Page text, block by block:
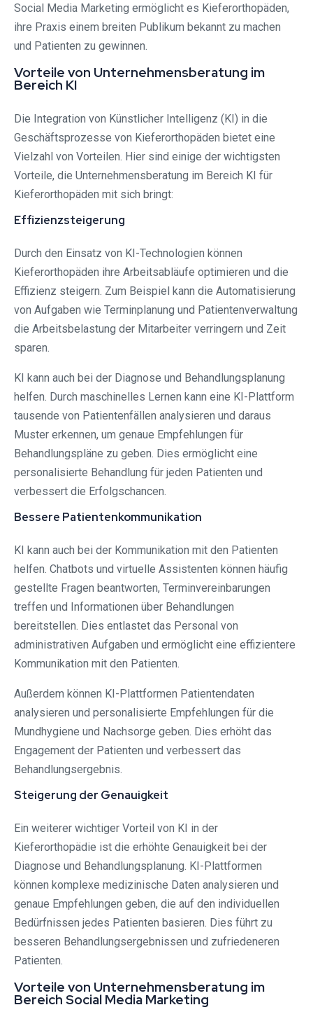
Social Media Marketing ermöglicht es Kieferorthopäden,
ihre Praxis einem breiten Publikum bekannt zu machen
und Patienten zu gewinnen.
Vorteile von Unternehmensberatung im
Bereich KI
Die Integration von Künstlicher Intelligenz (KI) in die
Geschäftsprozesse von Kieferorthopäden bietet eine
Vielzahl von Vorteilen. Hier sind einige der wichtigsten
Vorteile, die Unternehmensberatung im Bereich KI für
Kieferorthopäden mit sich bringt:
Effizienzsteigerung
Durch den Einsatz von KI-Technologien können
Kieferorthopäden ihre Arbeitsabläufe optimieren und die
Effizienz steigern. Zum Beispiel kann die Automatisierung
von Aufgaben wie Terminplanung und Patientenverwaltung
die Arbeitsbelastung der Mitarbeiter verringern und Zeit
sparen.
KI kann auch bei der Diagnose und Behandlungsplanung
helfen. Durch maschinelles Lernen kann eine KI-Plattform
tausende von Patientenfällen analysieren und daraus
Muster erkennen, um genaue Empfehlungen für
Behandlungspläne zu geben. Dies ermöglicht eine
personalisierte Behandlung für jeden Patienten und
verbessert die Erfolgschancen.
Bessere Patientenkommunikation
KI kann auch bei der Kommunikation mit den Patienten
helfen. Chatbots und virtuelle Assistenten können häufig
gestellte Fragen beantworten, Terminvereinbarungen
treffen und Informationen über Behandlungen
bereitstellen. Dies entlastet das Personal von
administrativen Aufgaben und ermöglicht eine effizientere
Kommunikation mit den Patienten.
Außerdem können KI-Plattformen Patientendaten
analysieren und personalisierte Empfehlungen für die
Mundhygiene und Nachsorge geben. Dies erhöht das
Engagement der Patienten und verbessert das
Behandlungsergebnis.
Steigerung der Genauigkeit
Ein weiterer wichtiger Vorteil von KI in der
Kieferorthopädie ist die erhöhte Genauigkeit bei der
Diagnose und Behandlungsplanung. KI-Plattformen
können komplexe medizinische Daten analysieren und
genaue Empfehlungen geben, die auf den individuellen
Bedürfnissen jedes Patienten basieren. Dies führt zu
besseren Behandlungsergebnissen und zufriedeneren
Patienten.
Vorteile von Unternehmensberatung im
Bereich Social Media Marketing